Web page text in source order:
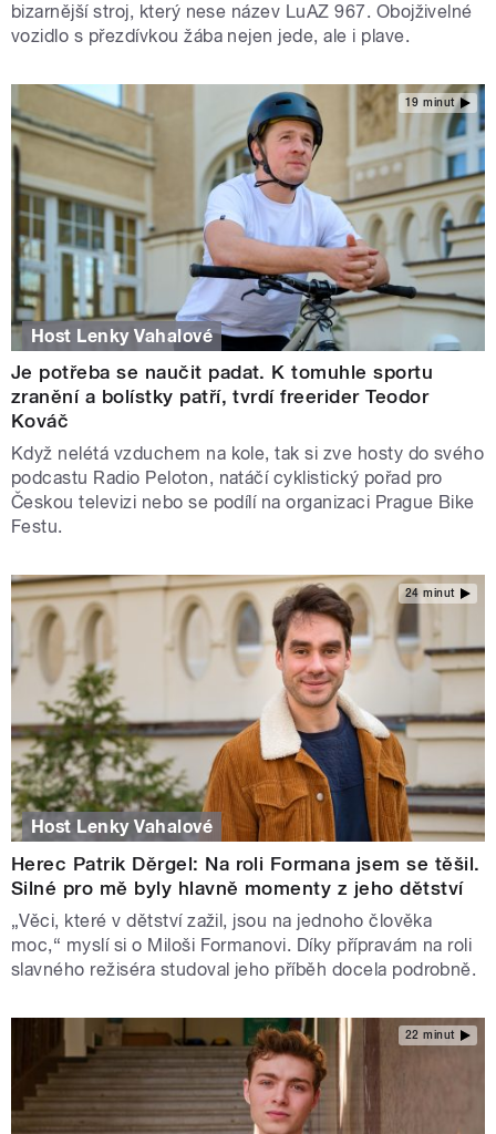
bizarnější stroj, který nese název LuAZ 967. Obojživelné
vozidlo s přezdívkou žába nejen jede, ale i plave.
19 minut
Host Lenky Vahalové
Je potřeba se naučit padat. K tomuhle sportu
zranění a bolístky patří, tvrdí freerider Teodor
Kováč
Když nelétá vzduchem na kole, tak si zve hosty do svého
podcastu Radio Peloton, natáčí cyklistický pořad pro
Českou televizi nebo se podílí na organizaci Prague Bike
Festu.
24 minut
Host Lenky Vahalové
Herec Patrik Děrgel: Na roli Formana jsem se těšil.
Silné pro mě byly hlavně momenty z jeho dětství
„Věci, které v dětství zažil, jsou na jednoho člověka
moc,“ myslí si o Miloši Formanovi. Díky přípravám na roli
slavného režiséra studoval jeho příběh docela podrobně.
22 minut